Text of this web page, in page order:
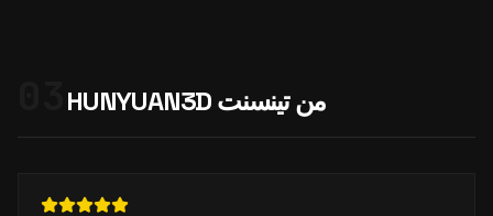
HUNYUAN3D من تينسنت